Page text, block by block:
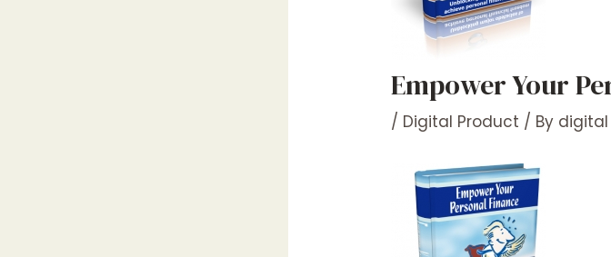
Empower Your
/ Digital Product / By digital